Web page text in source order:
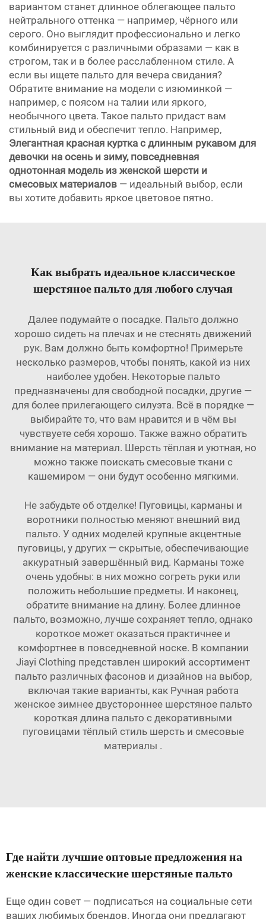
вариантом станет длинное облегающее пальто
нейтрального оттенка — например, чёрного или
серого. Оно выглядит профессионально и легко
комбинируется с различными образами — как в
строгом, так и в более расслабленном стиле. А
если вы ищете пальто для вечера свидания?
Обратите внимание на модели с изюминкой —
например, с поясом на талии или яркого,
необычного цвета. Такое пальто придаст вам
стильный вид и обеспечит тепло. Например,
Элегантная красная куртка с длинным рукавом для
девочки на осень и зиму, повседневная
однотонная модель из женской шерсти и
смесовых материалов — идеальный выбор, если
вы хотите добавить яркое цветовое пятно.
Как выбрать идеальное классическое
шерстяное пальто для любого случая
Далее подумайте о посадке. Пальто должно
хорошо сидеть на плечах и не стеснять движений
рук. Вам должно быть комфортно! Примерьте
несколько размеров, чтобы понять, какой из них
наиболее удобен. Некоторые пальто
предназначены для свободной посадки, другие —
для более прилегающего силуэта. Всё в порядке —
выбирайте то, что вам нравится и в чём вы
чувствуете себя хорошо. Также важно обратить
внимание на материал. Шерсть тёплая и уютная, но
можно также поискать смесовые ткани с
кашемиром — они будут особенно мягкими.
Не забудьте об отделке! Пуговицы, карманы и
воротники полностью меняют внешний вид
пальто. У одних моделей крупные акцентные
пуговицы, у других — скрытые, обеспечивающие
аккуратный завершённый вид. Карманы тоже
очень удобны: в них можно согреть руки или
положить небольшие предметы. И наконец,
обратите внимание на длину. Более длинное
пальто, возможно, лучше сохраняет тепло, однако
короткое может оказаться практичнее и
комфортнее в повседневной носке. В компании
Jiayi Clothing представлен широкий ассортимент
пальто различных фасонов и дизайнов на выбор,
включая такие варианты, как Ручная работа
женское зимнее двустороннее шерстяное пальто
короткая длина пальто с декоративными
пуговицами тёплый стиль шерсть и смесовые
материалы .
Где найти лучшие оптовые предложения на
женские классические шерстяные пальто
Еще один совет — подписаться на социальные сети
ваших любимых брендов. Иногда они предлагают